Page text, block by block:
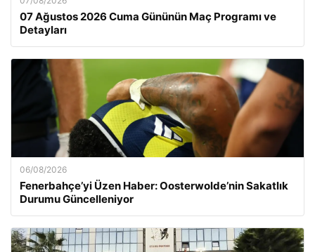
07 Ağustos 2026 Cuma Gününün Maç Programı ve
Detayları
06/08/2026
Fenerbahçe’yi Üzen Haber: Oosterwolde’nin Sakatlık
Durumu Güncelleniyor